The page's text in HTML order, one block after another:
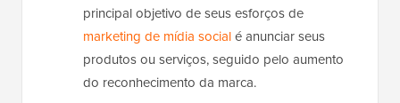
principal objetivo de seus esforços de
marketing de mídia socialé anunciar seus
produtos ou serviços, seguido pelo aumento
do reconhecimento da marca.